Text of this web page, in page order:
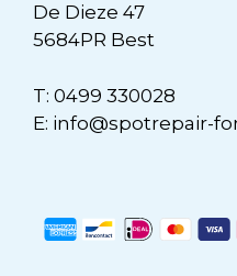
De Dieze 47
5684PR Best
T: 0499 330028
E: info@spotrepair-